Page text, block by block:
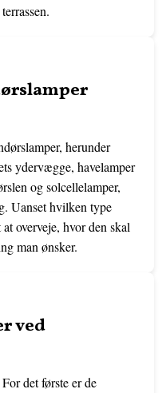
herunder
ydervægge, havelamper
og solcellelamper,
Uanset hvilken type
overveje, hvor den skal
man ønsker.
ved
det første er de